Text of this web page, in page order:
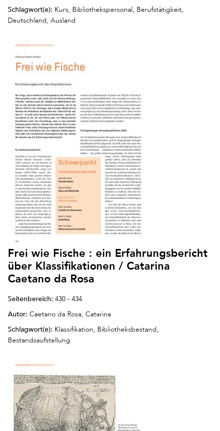
Schlagwort(e): Kurs, Bibliothekspersonal, Berufstätigkeit,
Deutschland, Ausland
Frei wie Fische : ein Erfahrungsbericht
über Klassifikationen / Catarina
Caetano da Rosa
Seitenbereich: 430 - 434
Autor: Caetano da Rosa, Catarina
Schlagwort(e): Klassifikation, Bibliotheksbestand,
Bestandsaufstellung